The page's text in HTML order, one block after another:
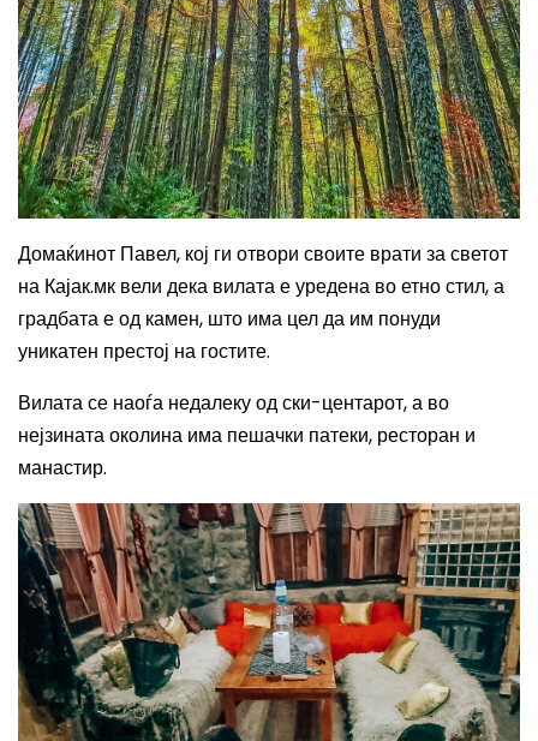
Домаќинот Павел, кој ги отвори своите врати за светот
на Кајак.мк вели дека вилата е уредена во етно стил, а
градбата е од камен, што има цел да им понуди
уникатен престој на гостите.
Вилата се наоѓа недалеку од ски-центарот, а во
нејзината околина има пешачки патеки, ресторан и
манастир.